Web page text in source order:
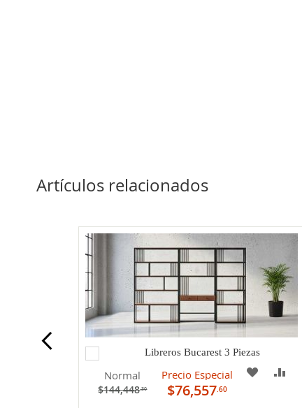
Artículos relacionados
Libreros Bucarest 3 Piezas
Normal
$144,448.30
Precio Especial
$76,557.60
carrito